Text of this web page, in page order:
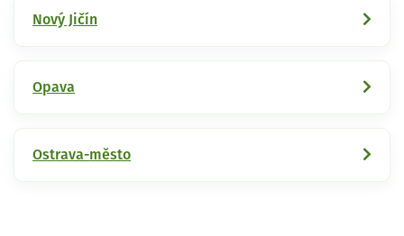
Nový Jičín
Opava
Ostrava-město